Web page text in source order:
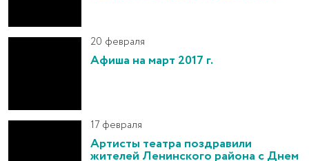
20 февраля
Афиша на март 2017 г.
17 февраля
Артисты театра поздравили
жителей Ленинского района с Днем